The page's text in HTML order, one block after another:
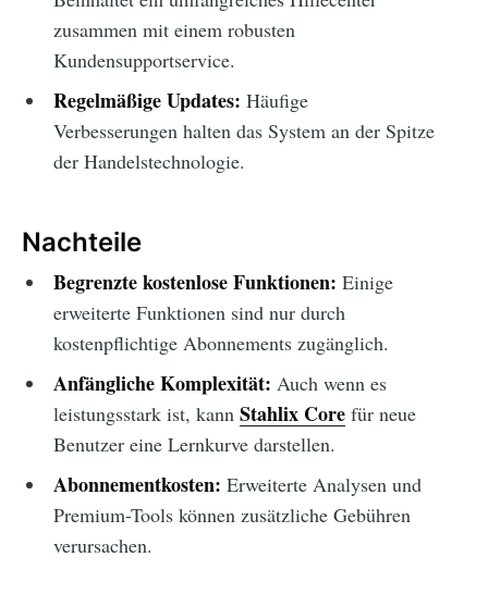
zusammen mit einem robusten
Kundensupportservice.
Regelmäßige Updates: Häufige
Verbesserungen halten das System an der Spitze
der Handelstechnologie.
Nachteile
Begrenzte kostenlose Funktionen: Einige
erweiterte Funktionen sind nur durch
kostenpflichtige Abonnements zugänglich.
Anfängliche Komplexität: Auch wenn es
leistungsstark ist, kann Stahlix Corefür neue
Benutzer eine Lernkurve darstellen.
Abonnementkosten: Erweiterte Analysen und
Premium-Tools können zusätzliche Gebühren
verursachen.